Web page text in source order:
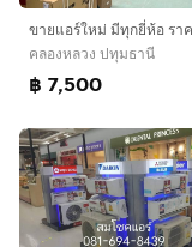
คลองหลวง ปทุมธานี
฿ 7,500